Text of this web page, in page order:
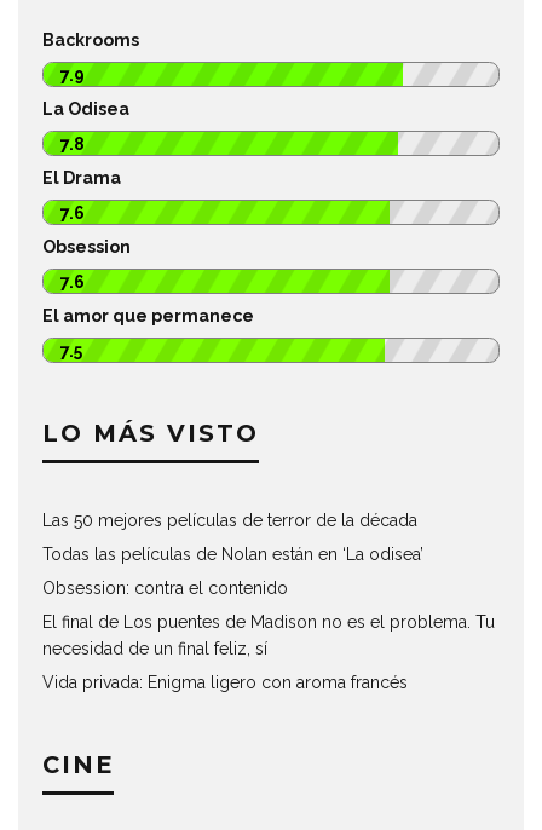
Backrooms
7.9
La Odisea
7.8
El Drama
7.6
Obsession
7.6
El amor que permanece
7.5
LO MÁS VISTO
Las 50 mejores películas de terror de la década
Todas las películas de Nolan están en ‘La odisea’
Obsession: contra el contenido
El final de Los puentes de Madison no es el problema. Tu
necesidad de un final feliz, sí
Vida privada: Enigma ligero con aroma francés
CINE